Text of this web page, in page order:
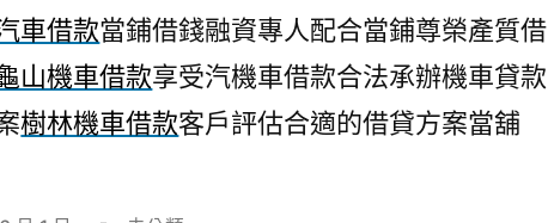
車借款當鋪借錢融資專人配合當鋪尊榮產質借
山機車借款享受汽機車借款合法承辦機車貸款
樹林機車借款客戶評估合適的借貸方案當舖